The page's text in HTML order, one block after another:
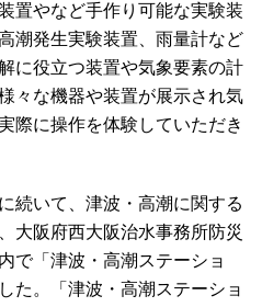
置やなど手作り可能な実験装
潮発生実験装置、雨量計など
に役立つ装置や気象要素の計
々な機器や装置が展示され気
際に操作を体験していただき
続いて、津波・高潮に関する
大阪府西大阪治水事務所防災
で「津波・高潮ステーショ
た。「津波・高潮ステーショ